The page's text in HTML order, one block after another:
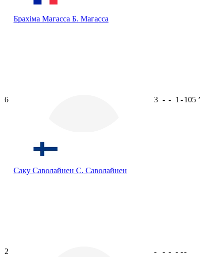
Брахіма Магасса Б. Магасса
6
Саку Саволайнен С. Саволайнен
3 - - 1 -105 ʼ
2 - - - - --